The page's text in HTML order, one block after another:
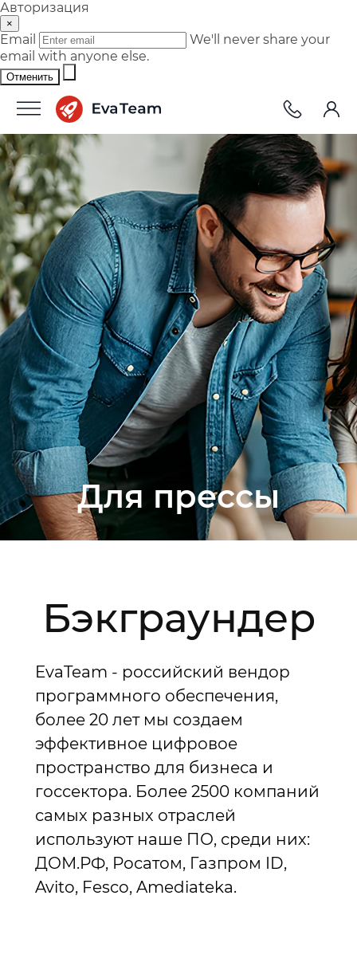
Авторизация
×
Email
We'll never share your
email with anyone else.
Отменить
Для прессы
Бэкграундер
EvaTeam - российский вендор
программного обеспечения,
более 20 лет мы создаем
эффективное цифровое
пространство для бизнеса и
госсектора. Более 2500 компаний
самых разных отраслей
используют наше ПО, среди них:
ДОМ.РФ, Росатом, Газпром ID,
Avito, Fesco, Amediateka.